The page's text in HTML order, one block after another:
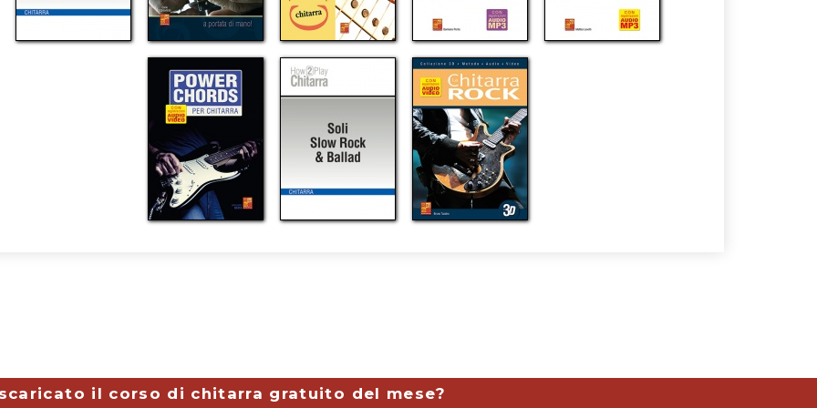
il corso di chitarra gratuito del mese?